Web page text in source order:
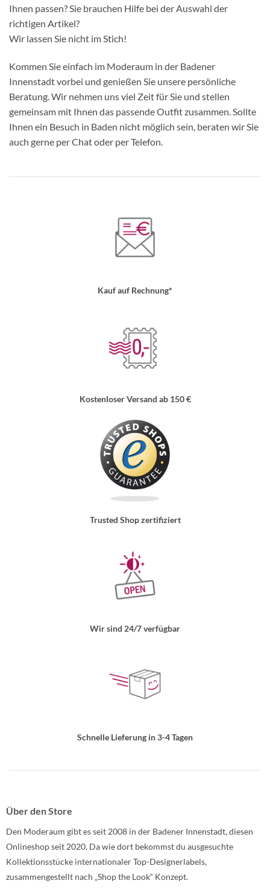
Ihnen passen? Sie brauchen Hilfe bei der Auswahl der
richtigen Artikel?
Wir lassen Sie nicht im Stich!
Kommen Sie einfach im Moderaum in der Badener
Innenstadt vorbei und genießen Sie unsere persönliche
Beratung. Wir nehmen uns viel Zeit für Sie und stellen
gemeinsam mit Ihnen das passende Outfit zusammen. Sollte
Ihnen ein Besuch in Baden nicht möglich sein, beraten wir Sie
auch gerne per Chat oder per Telefon.
Kauf auf Rechnung*
Kostenloser Versand ab 150 €
Trusted Shop zertifiziert
Wir sind 24/7 verfügbar
Schnelle Lieferung in 3-4 Tagen
Über den Store
Den Moderaum gibt es seit 2008 in der Badener Innenstadt, diesen
Onlineshop seit 2020. Da wie dort bekommst du ausgesuchte
Kollektionsstücke internationaler Top-Designerlabels,
zusammengestellt nach „Shop the Look“ Konzept.